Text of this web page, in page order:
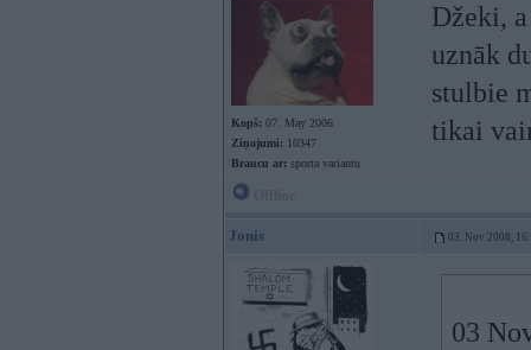
Kopš: 07. May 2006
Ziņojumi: 10347
Braucu ar: sporta variantu
Džeki,
uznāk
stulbie
tikai
Jonis 03. Nov 2008,
03